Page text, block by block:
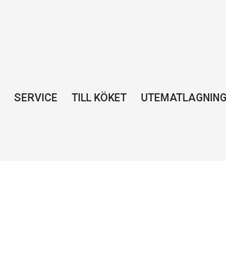
SERVICE TILL KÖKET UTEMATLAGNING